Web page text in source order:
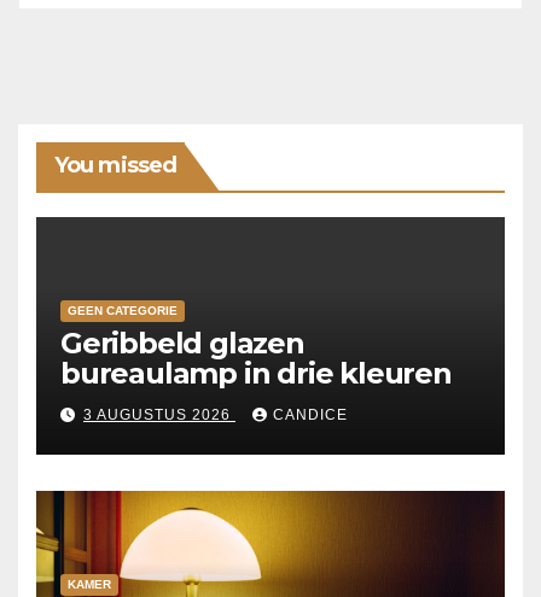
You missed
GEEN CATEGORIE
Geribbeld glazen
bureaulamp in drie kleuren
3 AUGUSTUS 2026 CANDICE
KAMER